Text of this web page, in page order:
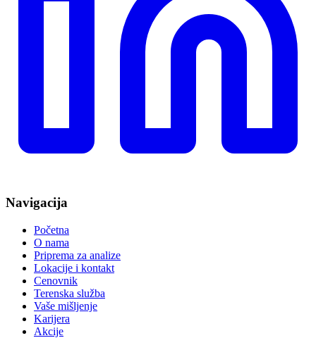
Navigacija
Početna
O nama
Priprema za analize
Lokacije i kontakt
Cenovnik
Terenska služba
Vaše mišljenje
Karijera
Akcije